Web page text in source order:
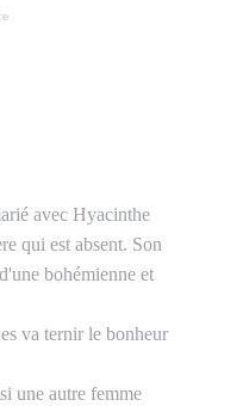
avec Hyacinthe
qui est absent. Son
bohémienne et
va ternir le bonheur
une autre femme